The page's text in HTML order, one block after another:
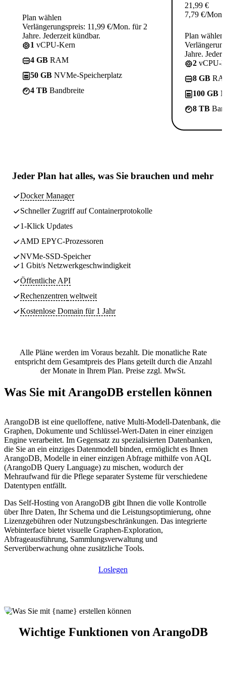
Plan wählen
Verlängerungspreis: 11,99 €/Mon. für 2
Jahre. Jederzeit kündbar.
1 vCPU-Kern
4 GB RAM
50 GB NVMe-Speicherplatz
4 TB Bandbreite
21,99 €
7,79 €/Mon.
Plan wählen
Jahre.
2 vCPU-
8 GB
100 GB
8 TB
Jeder Plan hat alles, was Sie brauchen und mehr
Docker Manager
Schneller Zugriff auf Containerprotokolle
1-Klick Updates
AMD EPYC-Prozessoren
NVMe-SSD-Speicher
1 Gbit/s Netzwerkgeschwindigkeit
Öffentliche API
Rechenzentren weltweit
Kostenlose Domain für 1 Jahr
Alle Pläne werden im Voraus bezahlt. Die monatliche Rate
entspricht dem Gesamtpreis des Plans geteilt durch die Anzahl
der Monate in Ihrem Plan. Preise zzgl. MwSt.
Was Sie mit ArangoDB erstellen können
ArangoDB ist eine quelloffene, native Multi-Modell-Datenbank, die
Graphen, Dokumente und Schlüssel-Wert-Daten in einer einzigen
Engine verarbeitet. Im Gegensatz zu spezialisierten Datenbanken,
die Sie an ein einziges Datenmodell binden, ermöglicht es Ihnen
ArangoDB, Modelle in einer einzigen Abfrage mithilfe von AQL
(ArangoDB Query Language) zu mischen, wodurch der
Mehraufwand für die Pflege separater Systeme für verschiedene
Datentypen entfällt.
Das Self-Hosting von ArangoDB gibt Ihnen die volle Kontrolle
über Ihre Daten, Ihr Schema und die Leistungsoptimierung, ohne
Lizenzgebühren oder Nutzungsbeschränkungen. Das integrierte
Webinterface bietet visuelle Graphen-Exploration,
Abfrageausführung, Sammlungsverwaltung und
Serverüberwachung ohne zusätzliche Tools.
Loslegen
Wichtige Funktionen von ArangoDB